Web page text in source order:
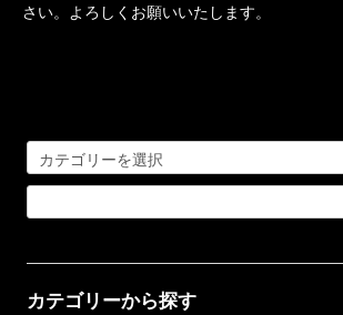
さい。よろしくお願いいたします。
カテゴリーから探す